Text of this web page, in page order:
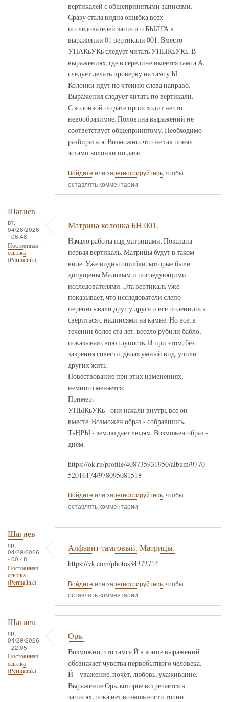
вертикалей с общепринятыми записями.
Сразу стала видна ошибка всех
исследователей записи о БЫЛГА в
выражении 01 вертикали 001. Вместо
УНАКьУКь следует читать УНЫКьУКь. В
выражениях, где в середине имеется тамга А,
следует делать проверку на тамгу Ы.
Колонки идут по чтению слева направо.
Выражения следует читать по вертикали.
С колонкой по дате происходит нечто
невообразимое. Половина выражений не
соответствует общепринятому. Необходимо
разбираться. Возможно, что не так понял
эстамп колонки по дате.
Войдите или зарегистрируйтесь, чтобы
оставлять комментарии
Шагиев
вт,
04/28/2026
- 06:48
Постоянная
ссылка
(Permalink)
Матрица колонка БН 001.
Начало работы над матрицами. Показана
первая вертикаль. Матрицы будут в таком
виде. Уже видны ошибки, которые были
допущены Маловым и последующими
исследователями. Эта вертикаль уже
показывает, что исследователи слепо
переписывали друг у друга и все поленились
свериться с надписями на камне. Но все, в
течении более ста лет, весело рубили бабло,
показывая свою глупость. И при этом, без
зазрения совести, делая умный вид, учили
других жить.
Повествование при этих изменениях,
немного меняется.
Пример:
УНЫКьУКь - они начали внутрь все он
вместе. Возможен образ - собравшись.
ТьҢРЫ - землю даёт людям. Возможен образ -
днём.
https://ok.ru/profile/408735931950/album/9770
52016174/978095081518
Войдите или зарегистрируйтесь, чтобы
оставлять комментарии
Шагиев
ср,
04/29/2026
- 00:48
Постоянная
ссылка
(Permalink)
Алфавит тамговый. Матрицы.
https://vk.com/photos34372714
Войдите или зарегистрируйтесь, чтобы
оставлять комментарии
Шагиев
ср,
04/29/2026
- 22:05
Постоянная
ссылка
(Permalink)
Орь.
Возможно, что тамга Й в конце выражений
обозначает чувства первобытного человека.
Й – уважение, почёт, любовь, ухаживание.
Выражение Орь, которое встречается в
записях, пока нет возможности точно